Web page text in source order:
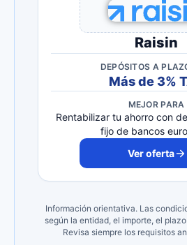
Raisin
DEPÓSITOS A
Más de 3%
MEJOR PARA
Rentabilizar tu ahorro con
fijo de bancos
Ver oferta
Información orientativa. Las
según la entidad, el importe, el
Revisa siempre los requisitos